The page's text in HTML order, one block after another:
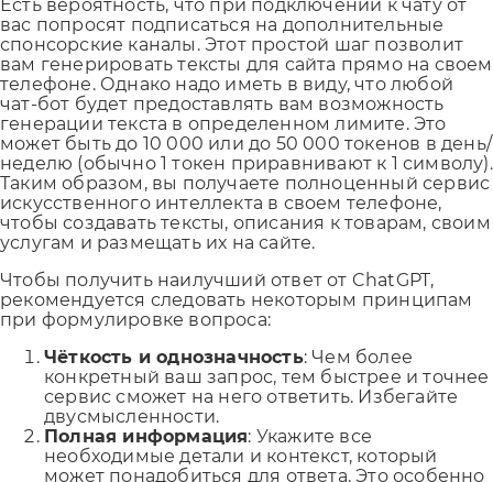
Есть вероятность, что при подключении к чату от
вас попросят подписаться на дополнительные
спонсорские каналы. Этот простой шаг позволит
вам генерировать тексты для сайта прямо на своем
телефоне. Однако надо иметь в виду, что любой
чат-бот будет предоставлять вам возможность
генерации текста в определенном лимите. Это
может быть до 10 000 или до 50 000 токенов в день/
неделю (обычно 1 токен приравнивают к 1 символу).
Таким образом, вы получаете полноценный сервис
искусственного интеллекта в своем телефоне,
чтобы создавать тексты, описания к товарам, своим
услугам и размещать их на сайте.
Чтобы получить наилучший ответ от ChatGPT,
рекомендуется следовать некоторым принципам
при формулировке вопроса:
Чёткость и однозначность: Чем более
конкретный ваш запрос, тем быстрее и точнее
сервис сможет на него ответить. Избегайте
двусмысленности.
Полная информация: Укажите все
необходимые детали и контекст, который
может понадобиться для ответа. Это особенно